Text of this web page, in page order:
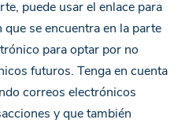
puede usar el enlace para
se encuentra en la parte
para optar por no
futuros. Tenga en cuenta
correos electrónicos
y que también